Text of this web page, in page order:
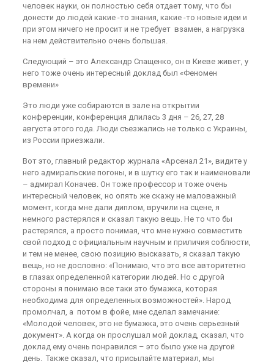
человек науки, он полностью себя отдает тому, что бы
донести до людей какие -то знания, какие -то новые идеи и
при этом ничего не просит и не требует взамен, а нагрузка
на нем действительно очень большая.
Следующий – это Александр Спащенко, он в Киеве живет, у
него тоже очень интересный доклад был «Феномен
времени»
Это люди уже собираются в зале на открытии
конференции, конференция длилась 3 дня – 26, 27, 28
августа этого года. Люди съезжались не только с Украины,
из России приезжали.
Вот это, главный редактор журнала «Арсенал 21», видите у
него адмиральские погоны, и в шутку его так и наименовали
– адмирал Коначев. Он тоже профессор и тоже очень
интересный человек, но опять же скажу не маловажный
момент, когда мне дали диплом, вручили на сцене, я
немного растерялся и сказал такую вещь. Не то что бы
растерялся, а просто понимая, что мне нужно совместить
свой подход с официальным научным и приличия соблюсти,
и тем не менее, свою позицию высказать, я сказал такую
вещь, но не дословно: «Понимаю, что это все авторитетно
в глазах определенной категории людей. Но с другой
стороны я понимаю все таки это бумажка, которая
необходима для определенных возможностей». Народ
промолчал, а потом в фойе, мне сделал замечание:
«Молодой человек, это не бумажка, это очень серьезный
документ». А когда он прослушал мой доклад, сказал, что
доклад ему очень понравился – это было уже на другой
день. Также сказал, что присылайте материал, мы